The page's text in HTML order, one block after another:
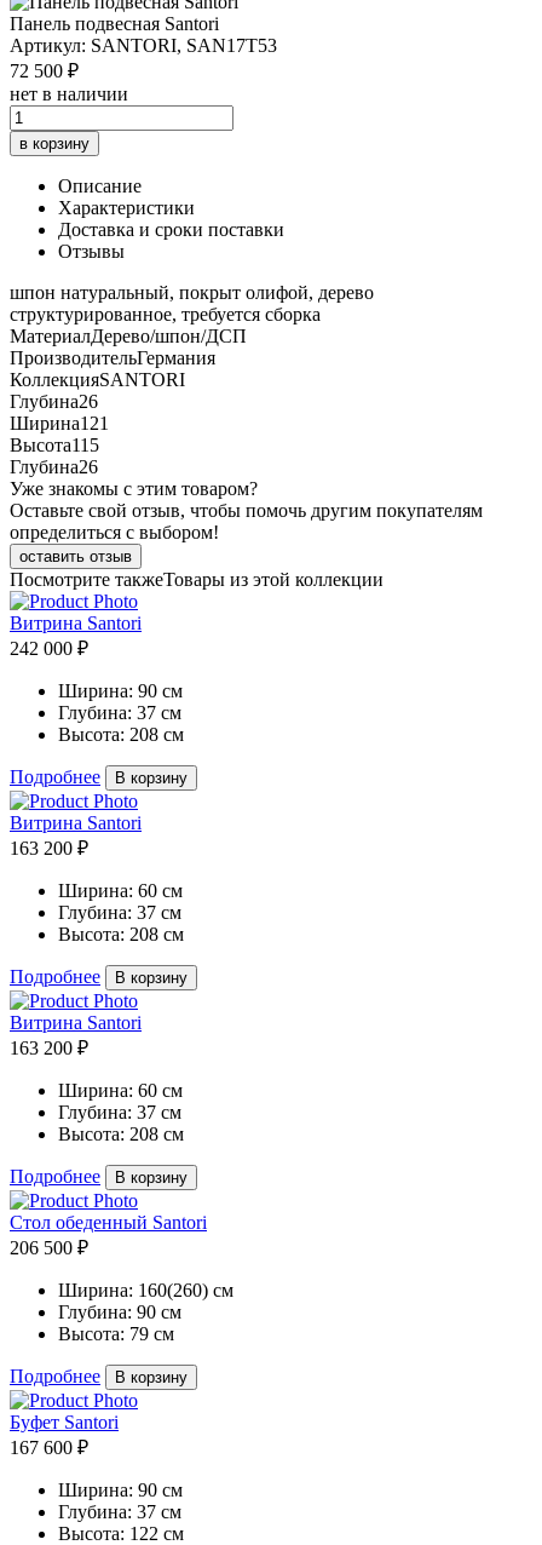
Панель подвесная Santori
Артикул: SANTORI, SAN17T53
72 500 ₽
нет в наличии
в корзину
Описание
Характеристики
Доставка и сроки поставки
Отзывы
шпон натуральный, покрыт олифой, дерево
структурированное, требуется сборка
МатериалДерево/шпон/ДСП
ПроизводительГермания
КоллекцияSANTORI
Глубина26
Ширина121
Высота115
Глубина26
Уже знакомы с этим товаром?
Оставьте свой отзыв, чтобы помочь другим покупателям
определиться с выбором!
оставить отзыв
Посмотрите такжеТовары из этой коллекции
Витрина Santori
242 000 ₽
Ширина: 90 см
Глубина: 37 см
Высота: 208 см
Подробнее В корзину
Витрина Santori
163 200 ₽
Ширина: 60 см
Глубина: 37 см
Высота: 208 см
Подробнее В корзину
Витрина Santori
163 200 ₽
Ширина: 60 см
Глубина: 37 см
Высота: 208 см
Подробнее В корзину
Стол обеденный Santori
206 500 ₽
Ширина: 160(260) см
Глубина: 90 см
Высота: 79 см
Подробнее В корзину
Буфет Santori
167 600 ₽
Ширина: 90 см
Глубина: 37 см
Высота: 122 см